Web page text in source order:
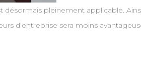
désormais pleinement applicable.
d’entreprise sera moins